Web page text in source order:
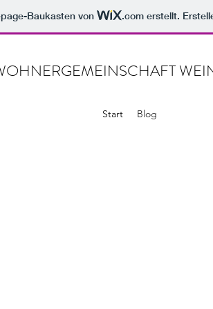
Baukasten von .com erstellt.
Start Blog